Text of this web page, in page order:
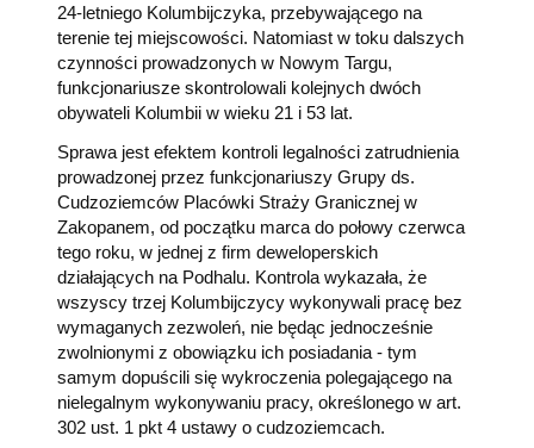
24-letniego Kolumbijczyka, przebywającego na
terenie tej miejscowości. Natomiast w toku dalszych
czynności prowadzonych w Nowym Targu,
funkcjonariusze skontrolowali kolejnych dwóch
obywateli Kolumbii w wieku 21 i 53 lat.
Sprawa jest efektem kontroli legalności zatrudnienia
prowadzonej przez funkcjonariuszy Grupy ds.
Cudzoziemców Placówki Straży Granicznej w
Zakopanem, od początku marca do połowy czerwca
tego roku, w jednej z firm deweloperskich
działających na Podhalu. Kontrola wykazała, że
wszyscy trzej Kolumbijczycy wykonywali pracę bez
wymaganych zezwoleń, nie będąc jednocześnie
zwolnionymi z obowiązku ich posiadania - tym
samym dopuścili się wykroczenia polegającego na
nielegalnym wykonywaniu pracy, określonego w art.
302 ust. 1 pkt 4 ustawy o cudzoziemcach.